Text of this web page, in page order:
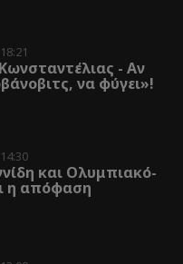
- Αν
να φύγει»!
και Ολυμπιακό-
η απόφαση